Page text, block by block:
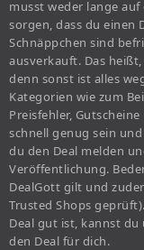
musst weder lange
sorgen, dass du einen
Schnäppchen sind
ausverkauft. Das
denn sonst ist alles
Kategorien wie zum
Preisfehler,
schnell genug sein
du den Deal melden
Veröffentlichung.
DealGott gilt und
Trusted Shops
Deal gut ist, kannst
den Deal für dich.